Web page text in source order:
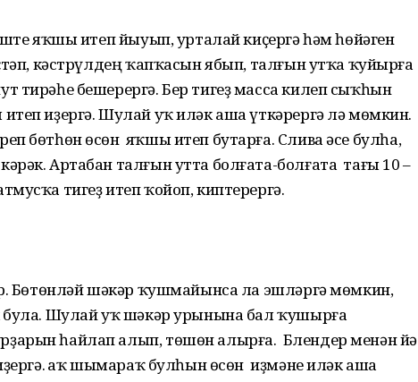
яҡшы итеп йыуып, урталай киҫергә һәм һөйәген
кәстрүлдең ҡапҡасын ябып, талғын утҡа ҡуйырға
бешерергә. Бер тигеҙ масса килеп сыҡһын
иҙергә. Шулай уҡ иләк аша үткәрергә лә мөмкин.
бөтһөн өсөн яҡшы итеп бутарға. Слива әсе булһа,
Артабан талғын утта болғата-болғата тағы 10 –
тигеҙ итеп ҡойоп, киптерергә.
Бөтөнләй шәкәр ҡушмайынса ла эшләргә мөмкин,
була. Шулай уҡ шәкәр урынына бал ҡушырға
һайлап алып, төшөн алырға. Блендер менән йә
Ҡаҡ шымараҡ булһын өсөн иҙмәне иләк аша